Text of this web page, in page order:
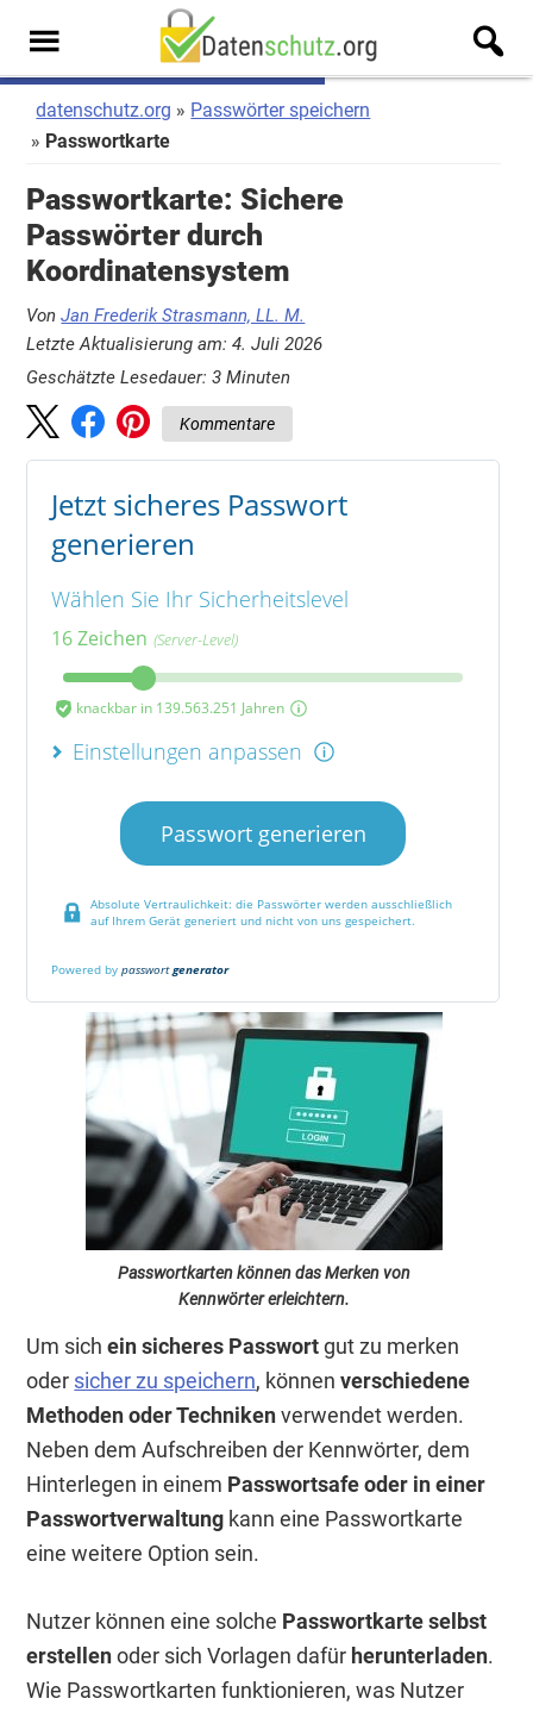
Inhalt
springen
Seitenspalte
springen
Men
datenschutz.org
Passwörter speichern
Passwortkarte
Passwortkarte: Sichere
Passwörter durch
Koordinatensystem
VonJan Frederik Strasmann, LL. M.
Letzte Aktualisierung am: 4. Juli 2026
Geschätzte Lesedauer: 3 Minuten
Kommentare
Passwortkarten können das Merken von
Kennwörter erleichtern.
Um sichein sicheres Passwortgut zu merken
oder sicher zu speichern, könnenverschiedene
Methoden oder Technikenverwendet werden.
Neben dem Aufschreiben der Kennwörter, dem
Hinterlegen in einem Passwortsafe oder in einer
Passwortverwaltung kann eine Passwortkarte
eine weitere Option sein.
Nutzer können eine solche Passwortkarte selbst
erstellenoder sich Vorlagen dafür herunterladen.
Wie Passwortkarten funktionieren, was Nutzer